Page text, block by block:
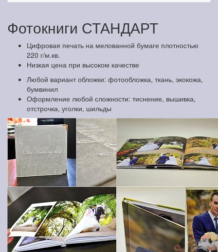
Фотокниги СТАНДАРТ
Цифровая печать на мелованной бумаге плотностью
220 г/м.кв.
Низкая цена при высоком качестве
Любой вариант обложки: фотообложка, ткань, экокожа,
бумвинил
Оформление любой сложности: тиснение, вышивка,
отстрочка, уголки, шильды